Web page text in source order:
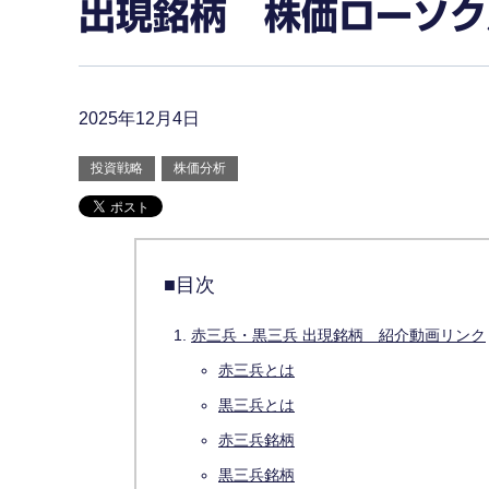
出現銘柄 株価ローソ
2025年12月4日
投資戦略 株価分析
■目次
赤三兵・黒三兵 出現銘柄 紹介動画リンク
赤三兵とは
黒三兵とは
赤三兵銘柄
黒三兵銘柄